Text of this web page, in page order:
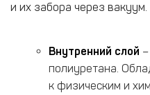
и их забора через
Внутренний слой
полиуретана.
к физическим и